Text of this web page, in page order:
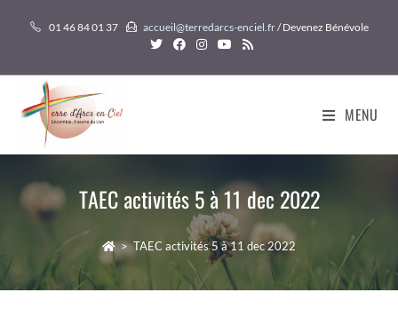
01 46 84 01 37 accueil@terredarcs-enciel.fr/ Devenez Bénévole
MENU
TAEC activités 5 à 11 dec 2022
> TAEC activités 5 à 11 dec 2022